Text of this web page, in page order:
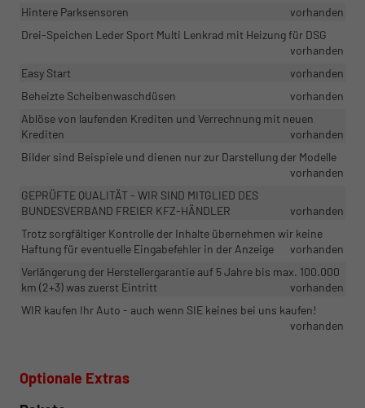
Hintere Parksensoren
vorhanden
Drei-Speichen Leder Sport Multi Lenkrad mit Heizung für DSG
vorhanden
Easy Start
vorhanden
Beheizte Scheibenwaschdüsen
vorhanden
Ablöse von laufenden Krediten und Verrechnung mit neuen
Krediten
vorhanden
Bilder sind Beispiele und dienen nur zur Darstellung der Modelle
vorhanden
GEPRÜFTE QUALITÄT - WIR SIND MITGLIED DES
BUNDESVERBAND FREIER KFZ-HÄNDLER
vorhanden
Trotz sorgfältiger Kontrolle der Inhalte übernehmen wir keine
Haftung für eventuelle Eingabefehler in der Anzeige
vorhanden
Verlängerung der Herstellergarantie auf 5 Jahre bis max. 100.000
km (2+3) was zuerst Eintritt
vorhanden
WIR kaufen Ihr Auto - auch wenn SIE keines bei uns kaufen!
vorhanden
Optionale Extras